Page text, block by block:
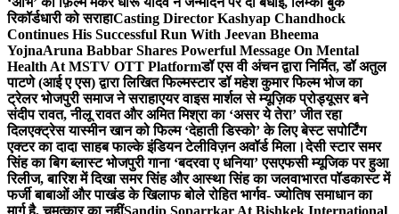
रिकॉर्डधारी को सराहाCasting Director Kashyap Chandhock
Continues His Successful Run With Jeevan Bheema
YojnaAruna Babbar Shares Powerful Message On Mental
Health At MSTV OTT Platformडॉ एस वी अंचन द्वारा निर्मित, डॉ अतुल
पाटणे (आई ए एस) द्वारा लिखित फिल्मस्टार डॉ महेश कुमार फिल्म भोज का
ट्रेलर भोजपुरी समाज ने सराहाएयर वाइस मार्शल से म्यूज़िक प्रोड्यूसर बने
संदीप रावत, नीलू रावत और अमित मिश्रा का ‘असर ये तेरा’ जीत रहा
दिलएक्ट्रेस यास्मीन खान को फिल्म ‘देहाती डिस्को’ के लिए बेस्ट सपोर्टिंग
एक्टर का दादा साहब फाल्के इंडियन टेलीविज़न अवॉर्ड मिला।देसी स्टार समर
सिंह का बिग ब्लास्ट भोजपुरी गाना ‘बदरवा ए धनिया’ एसएफसी म्यूजिक पर हुआ
रिलीज, बारिश में दिखा समर सिंह और आस्था सिंह का जलवाभारत पॉडकास्ट में
फर्जी बाबाओं और पाखंड के खिलाफ बोले रोहित भार्गव- ज्योतिष समाधान का